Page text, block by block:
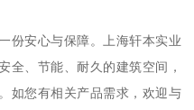
份安心与保障。上海轩本实业
全、节能、耐久的建筑空间，
如您有相关产品需求，欢迎与